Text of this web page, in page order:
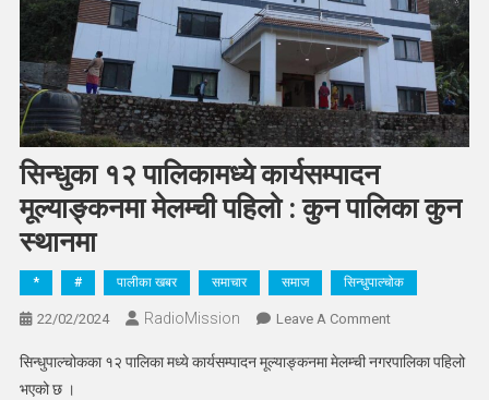
सिन्धुका १२ पालिकामध्ये कार्यसम्पादन
मूल्याङ्कनमा मेलम्ची पहिलो : कुन पालिका कुन
स्थानमा
* # पालीका खबर समाचार समाज सिन्धुपाल्चोक
22/02/2024 RadioMission Leave A CommentOn
१२
सिन्धुपाल्चोकका १२ पालिका मध्ये कार्यसम्पादन मूल्याङ्कनमा मेलम्ची नगरपालिका पहिलो
भएको छ ।